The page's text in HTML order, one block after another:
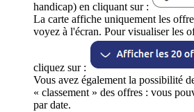
handicap) en cliquant sur :
La carte affiche uniquement les
voyez à l'écran. Pour visualiser les
cliquez sur :
Vous avez également la possibilité
« classement » des offres : vous
par date.